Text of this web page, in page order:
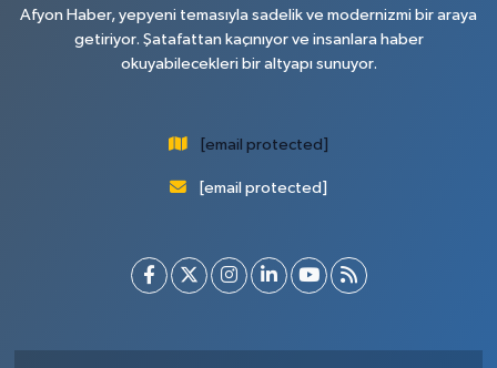
Afyon Haber, yepyeni temasıyla sadelik ve modernizmi bir araya
getiriyor. Şatafattan kaçınıyor ve insanlara haber
okuyabilecekleri bir altyapı sunuyor.
[email protected]
[email protected]